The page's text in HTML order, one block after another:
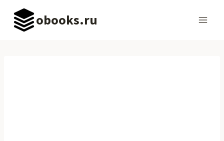
Перейти
содержимому
obooks.ru